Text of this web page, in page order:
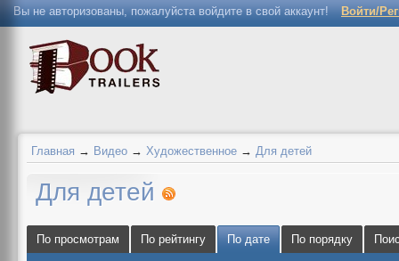
Вы не авторизованы, пожалуйста войдите в свой аккаунт! Войти/
Главная → Видео → Художественное → Для детей
Для детей
По просмотрам По рейтингу По дате По порядку